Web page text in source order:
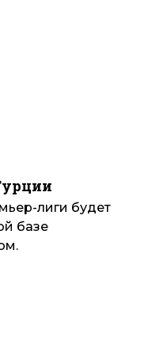
лиги будет
базе